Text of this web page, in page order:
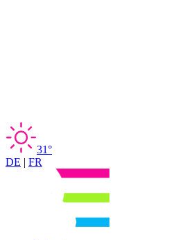
31°
DE | FR